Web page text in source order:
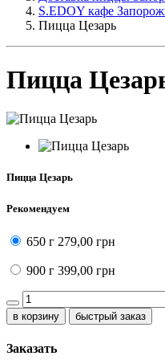
S.EDOY кафе
Пицца Цезарь
Пицца
Пицца Цезарь
Рекомендуем
650 г 279,00 грн
900 г 399,00 грн
быстрый заказ
Заказать